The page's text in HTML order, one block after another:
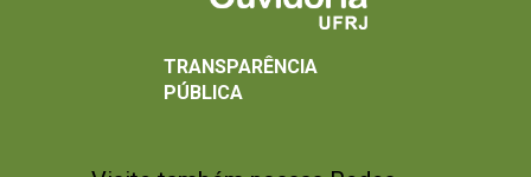
TRANSPARÊNCIA
PÚBLICA